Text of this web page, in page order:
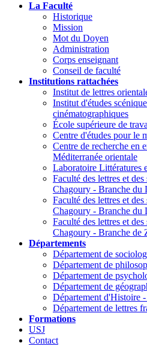
La Faculté
Historique
Mission
Mot du Doyen
Administration
Corps enseignant
Conseil de faculté
Institutions rattachées
Institut de lettres
Institut d'études
cinématographiques
École supérieure de
Centre d'études pour le
Centre de recherche en
Méditerranée orientale
Laboratoire Littératures
Faculté des lettres et
Chagoury - Branche du
Faculté des lettres et
Chagoury - Branche du
Faculté des lettres et
Chagoury - Branche de
Départements
Département de
Département de
Département de
Département de
Département d'Histoire
Département de lettres
Formations
USJ
Contact